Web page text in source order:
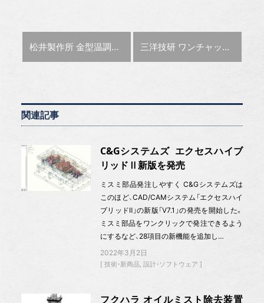
前の記事 :
松井製作所 金型温調器を発売 次の記事 :
三洋技研 ワンチャックで穴と形状加工【特集:尖った技術を使いこなせ】
関連記事
C&Gシステムズ エクセスハイブ
リッドⅡ新版を発売
ミスミ部品発注しやすく C&Gシステムズは
このほど、CAD/CAMシステム「エクセスハイ
ブリッドⅡ」の新版「V7.1」の発売を開始した。
ミスミ部品をワンクリックで発注できるよう
にするなど、28項目の新機能を追加し…
2022年3月2日
技術・新商品 設計・ソフトウェア
フクハラ オイルミスト除去装置